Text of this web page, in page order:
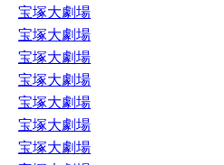
宝塚大劇場
宝塚大劇場
宝塚大劇場
宝塚大劇場
宝塚大劇場
宝塚大劇場
宝塚大劇場